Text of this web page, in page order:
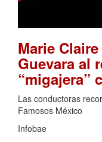
Marie
Guevara al
“migajera”
Las conductoras
Famosos México
Infobae